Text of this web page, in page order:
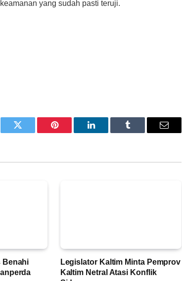
yang sudah pasti teruji.
Twitter Pinterest LinkedIn Tumblr Email
Benahi
Legislator Kaltim Minta Pemprov
Kaltim Netral Atasi Konflik